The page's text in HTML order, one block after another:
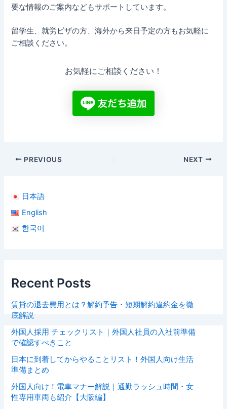
日本語
English
한국어
Recent Posts
賃貸の退去費用とは？解約予告・短期解約違約金を徹
底解説
外国人採用 チェックリスト｜外国人社員の入社前準備
で確認すべきこと
日本に到着してからやることリスト！外国人向け生活
準備まとめ
外国人向け！電車マナー解説｜通勤ラッシュ時間・女
性専用車両も紹介【大阪編】
要な情報のご案内などもサポートしています。
留学生、就労ビザの方、海外から来日予定の方もお気軽に
ご相談ください。
お気軽にご相談ください！
PREVIOUS NEXT